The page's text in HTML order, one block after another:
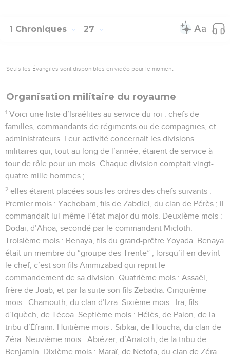
1 Chroniques 27
Seuls les Évangiles sont disponibles en vidéo pour le moment.
Organisation militaire du royaume
1 Voici une liste d’Israélites au service du roi : chefs de
familles, commandants de régiments ou de compagnies, et
administrateurs. Leur activité concernait les divisions
militaires qui, tout au long de l’année, étaient de service à
tour de rôle pour un mois. Chaque division comptait vingt-
quatre mille hommes ;
2 elles étaient placées sous les ordres des chefs suivants :
Premier mois : Yachobam, fils de Zabdiel, du clan de Pérès ; il
commandait lui-même l’état-major du mois. Deuxième mois :
Dodaï, d’Ahoa, secondé par le commandant Micloth.
Troisième mois : Benaya, fils du grand-prêtre Yoyada. Benaya
était un membre du “groupe des Trente” ; lorsqu’il en devint
le chef, c’est son fils Ammizabad qui reprit le
commandement de sa division. Quatrième mois : Assaël,
frère de Joab, et par la suite son fils Zebadia. Cinquième
mois : Chamouth, du clan d’Izra. Sixième mois : Ira, fils
d’Iquèch, de Técoa. Septième mois : Hélès, de Palon, de la
tribu d’Éfraïm. Huitième mois : Sibkaï, de Houcha, du clan de
Zéra. Neuvième mois : Abiézer, d’Anatoth, de la tribu de
Benjamin. Dixième mois : Maraï, de Netofa, du clan de Zéra.